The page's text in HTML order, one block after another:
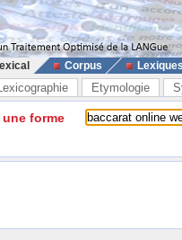
Corpus
Etymologie
une forme